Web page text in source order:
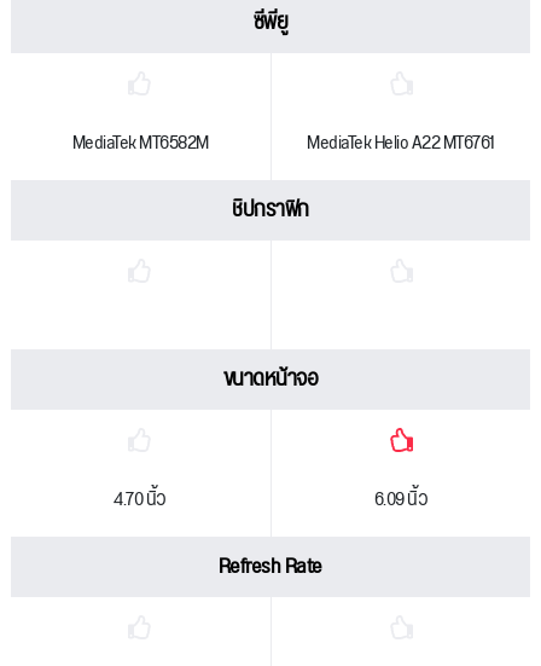
ซีพียู
MediaTek MT6582M MediaTek Helio A22 MT6761
ชิปกราฟิก
ขนาดหน้าจอ
4.70 นิ้ว 6.09 นิ้ว
Refresh Rate